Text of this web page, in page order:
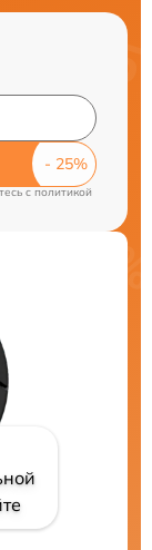
cполитикой